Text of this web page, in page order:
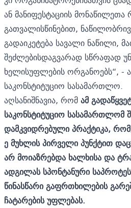
ან მანიფესტაციის
გათვალისწინებით,
გადაიკეტება სავალი ნაწილი,
შეძლებისდაგვარად სწრაფად
ხელისუფლების ორგანოებს“, -
საკონსტიტუციო სასამართლო.
აღსანიშნავია, რომამ
საკონსტიტუციო სასამართლომ
დამკვიდრებული პრაქტიკა,
ე მუხლის პირველი პუნქტით
არ მოიაზრებდა ხალხისა და
ადგილას სპონტანური
წინასწარი გაფრთხილების
ჩატარების უფლებას.